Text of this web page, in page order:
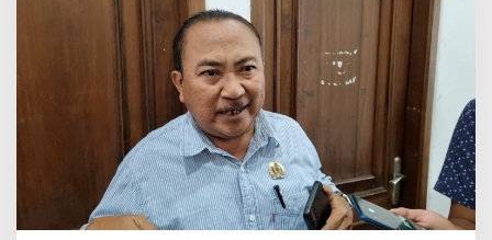
u
s
D
P
R
D
P
a
t
i
d
a